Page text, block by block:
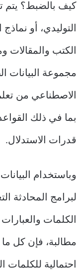
كيف بالضبط؟ يتم
التوليدي، أو
الكتب والمقالات
مجموعة البيانات
الاصطناعي من
بما في ذلك
قدرات الاستدلال.
وباستخدام
لبرامج المحادثة
الكلمات
مطالبة، فإن كل ما
احتمالية للكلمات